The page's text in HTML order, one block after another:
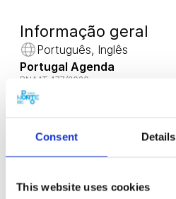
Consent Details
This website uses cookies
Informação geral
Português, Inglês
Portugal Agenda
RNAAT 477/2020
Ver experiências